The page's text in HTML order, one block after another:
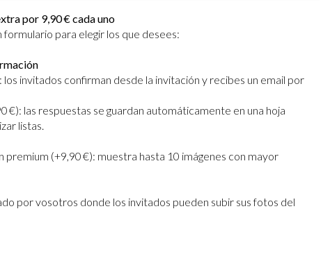
por 9,90 € cada uno
para elegir los que desees:
los invitados confirman desde la invitación y recibes un email por
€): las respuestas se guardan automáticamente en una hoja
listas.
premium (+9,90 €): muestra hasta 10 imágenes con mayor
por vosotros donde los invitados pueden subir sus fotos del